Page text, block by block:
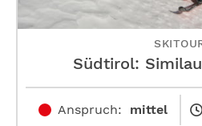
Südtirol:
Anspruch: mittel